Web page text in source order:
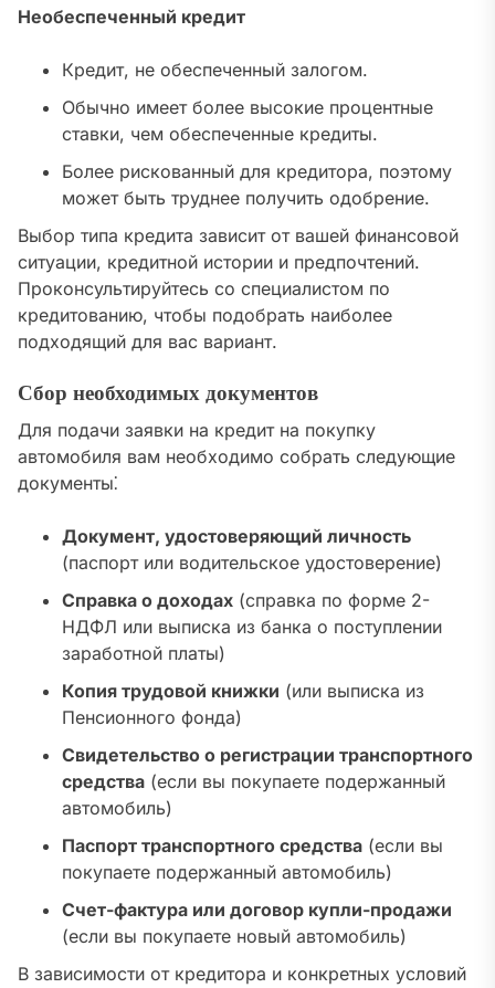
Необеспеченный кредит
Кредит, не обеспеченный залогом.
Обычно имеет более высокие процентные
ставки, чем обеспеченные кредиты.
Более рискованный для кредитора, поэтому
может быть труднее получить одобрение.
Выбор типа кредита зависит от вашей финансовой
ситуации, кредитной истории и предпочтений.
Проконсультируйтесь со специалистом по
кредитованию, чтобы подобрать наиболее
подходящий для вас вариант.
Сбор необходимых документов
Для подачи заявки на кредит на покупку
автомобиля вам необходимо собрать следующие
документы⁚
Документ, удостоверяющий личность
(паспорт или водительское удостоверение)
Справка о доходах (справка по форме 2-
НДФЛ или выписка из банка о поступлении
заработной платы)
Копия трудовой книжки (или выписка из
Пенсионного фонда)
Свидетельство о регистрации транспортного
средства (если вы покупаете подержанный
автомобиль)
Паспорт транспортного средства (если вы
покупаете подержанный автомобиль)
Счет-фактура или договор купли-продажи
(если вы покупаете новый автомобиль)
В зависимости от кредитора и конкретных условий